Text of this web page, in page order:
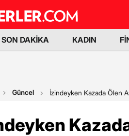
SON DAKİKA KADIN
Güncel İzindeyken Kazada Ölen